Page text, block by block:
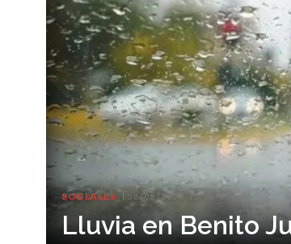
SOCIALES 06/08/2026 12:28:00
Lluvia en Benito